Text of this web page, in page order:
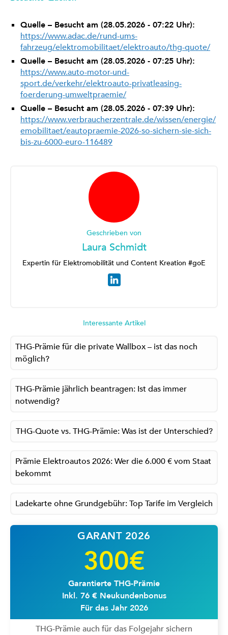
Quelle – Besucht am (28.05.2026 - 07:22 Uhr):
https://www.adac.de/rund-ums-
fahrzeug/elektromobilitaet/elektroauto/thg-quote/
Quelle – Besucht am (28.05.2026 - 07:25 Uhr):
https://www.auto-motor-und-
sport.de/verkehr/elektroauto-privatleasing-
foerderung-umweltpraemie/
Quelle – Besucht am (28.05.2026 - 07:39 Uhr):
https://www.verbraucherzentrale.de/wissen/energie/
emobilitaet/eautopraemie-2026-so-sichern-sie-sich-
bis-zu-6000-euro-116489
Geschrieben von
Laura Schmidt
Expertin für Elektromobilität und Content Kreation #goE
Interessante Artikel
THG-Prämie für die private Wallbox – ist das noch
möglich?
THG-Prämie jährlich beantragen: Ist das immer
notwendig?
THG-Quote vs. THG-Prämie: Was ist der Unterschied?
Prämie Elektroautos 2026: Wer die 6.000 € vom Staat
bekommt
Ladekarte ohne Grundgebühr: Top Tarife im Vergleich
GARANT 2026
300€
Garantierte THG-Prämie
Inkl. 76 € Neukundenbonus
Für das Jahr 2026
THG-Prämie auch für das Folgejahr sichern